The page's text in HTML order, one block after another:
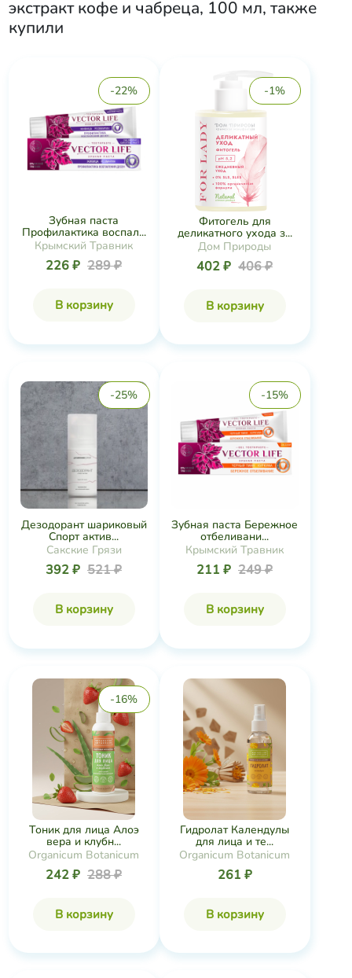
экстракт кофе и чабреца, 100 мл, также
купили
-22%
Зубная паста
Профилактика воспал...
Крымский Травник
226 ₽ 289 ₽
В корзину
-1%
Фитогель для
деликатного ухода з...
Дом Природы
402 ₽ 406 ₽
В корзину
-25%
Дезодорант шариковый
Спорт актив...
Сакские Грязи
392 ₽ 521 ₽
В корзину
-15%
Зубная паста Бережное
отбеливани...
Крымский Травник
211 ₽ 249 ₽
В корзину
-16%
Тоник для лица Алоэ
вера и клубн...
Organicum Botanicum
242 ₽ 288 ₽
В корзину
Гидролат Календулы
для лица и те...
Organicum Botanicum
261 ₽
В корзину